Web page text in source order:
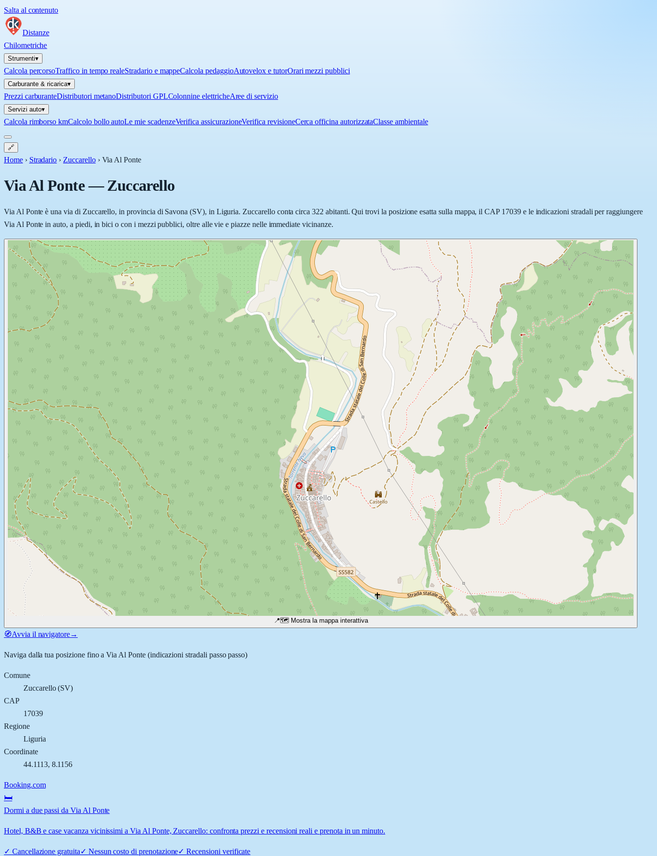
Salta al contenuto
Distanze
Chilometriche
Strumenti▾
Calcola percorsoTraffico in tempo realeStradario e mappeCalcola pedaggioAutovelox e tutorOrari mezzi pubblici
Carburante & ricarica▾
Prezzi carburanteDistributori metanoDistributori GPLColonnine elettricheAree di servizio
Servizi auto▾
Calcola rimborso kmCalcolo bollo autoLe mie scadenzeVerifica assicurazioneVerifica revisioneCerca officina autorizzataClasse ambientale
🔗
Home › Stradario › Zuccarello › Via Al Ponte
Via Al Ponte—Zuccarello
Via Al Ponte è una via di Zuccarello, in provincia di Savona (SV), in Liguria. Zuccarello conta circa 322 abitanti. Qui trovi la posizione esatta sulla mappa, il CAP 17039 e le indicazioni stradali per raggiungere
Via Al Ponte in auto, a piedi, in bici o con i mezzi pubblici, oltre alle vie e piazze nelle immediate vicinanze.
📍🗺️ Mostra la mappa interattiva
🧭Avvia il navigatore→
Naviga dalla tua posizione fino aVia Al Ponte(indicazioni stradali passo passo)
Comune
Zuccarello(SV)
CAP
17039
Regione
Liguria
Coordinate
44.1113, 8.1156
Booking.com
🛏️
Dormi a due passi da Via Al Ponte
Hotel, B&B e case vacanza vicinissimi a Via Al Ponte, Zuccarello: confronta prezzi e recensioni reali e prenota in un minuto.
✓ Cancellazione gratuita✓ Nessun costo di prenotazione✓Recensioni verificate